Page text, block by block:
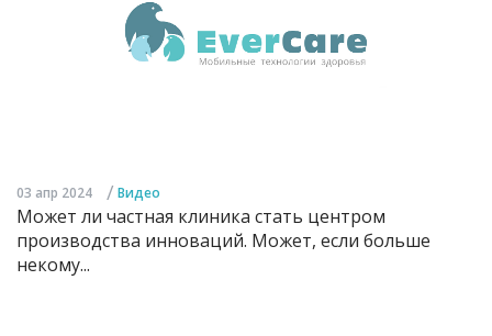
03 апр 2024 / Видео
Может ли частная клиника стать центром
производства инноваций. Может, если больше
некому...